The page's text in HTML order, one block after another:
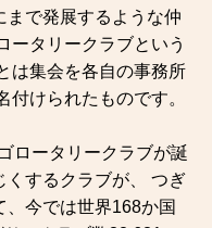
まで発展するような仲
ータリークラブという
は集会を各自の事務所
けられたものです。
ロータリークラブが誕
くするクラブが、 つぎ
今では世界168か国